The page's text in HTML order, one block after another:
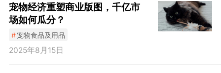
宠物经济重塑商业版图，千亿市
场如何瓜分？
#宠物食品及用品
2025年8月15日